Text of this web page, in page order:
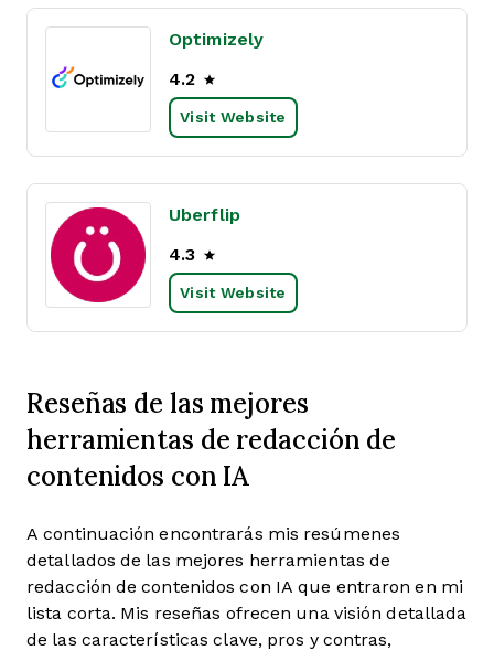
Optimizely
4.2
Visit Website
Uberflip
4.3
Visit Website
Reseñas de las mejores
herramientas de redacción de
contenidos con IA
A continuación encontrarás mis resúmenes
detallados de las mejores herramientas de
redacción de contenidos con IA que entraron en mi
lista corta. Mis reseñas ofrecen una visión detallada
de las características clave, pros y contras,